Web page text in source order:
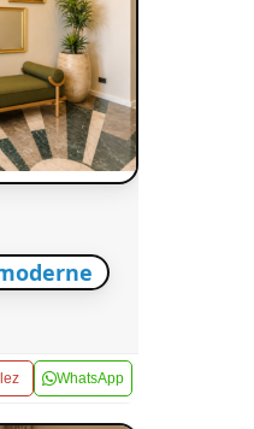
WhatsApp